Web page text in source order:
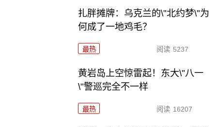
扎胖摊牌：乌克兰的\"北约梦\"为
何成了一地鸡毛？
最热 阅读 5237
黄岩岛上空惊雷起！东大\"八一
\"警巡完全不一样
最热 阅读 16207